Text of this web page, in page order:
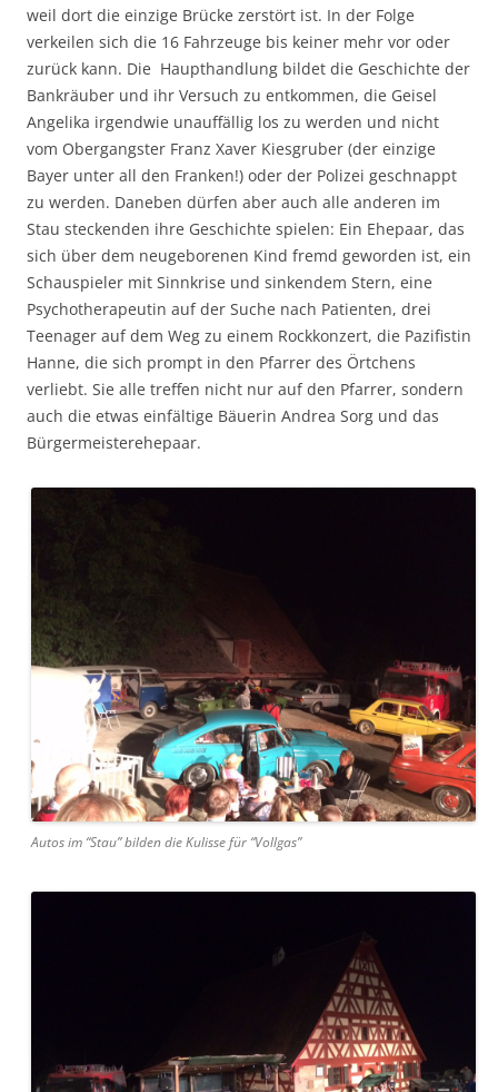
weil dort die einzige Brücke zerstört ist. In der Folge
verkeilen sich die 16 Fahrzeuge bis keiner mehr vor oder
zurück kann. Die Haupthandlung bildet die Geschichte der
Bankräuber und ihr Versuch zu entkommen, die Geisel
Angelika irgendwie unauffällig los zu werden und nicht
vom Obergangster Franz Xaver Kiesgruber (der einzige
Bayer unter all den Franken!) oder der Polizei geschnappt
zu werden. Daneben dürfen aber auch alle anderen im
Stau steckenden ihre Geschichte spielen: Ein Ehepaar, das
sich über dem neugeborenen Kind fremd geworden ist, ein
Schauspieler mit Sinnkrise und sinkendem Stern, eine
Psychotherapeutin auf der Suche nach Patienten, drei
Teenager auf dem Weg zu einem Rockkonzert, die Pazifistin
Hanne, die sich prompt in den Pfarrer des Örtchens
verliebt. Sie alle treffen nicht nur auf den Pfarrer, sondern
auch die etwas einfältige Bäuerin Andrea Sorg und das
Bürgermeisterehepaar.
Autos im “Stau” bilden die Kulisse für “Vollgas”